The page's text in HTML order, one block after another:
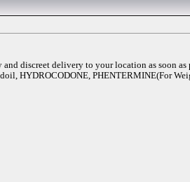
discreet delivery to your location as soon
HYDROCODONE, PHENTERMINE(For